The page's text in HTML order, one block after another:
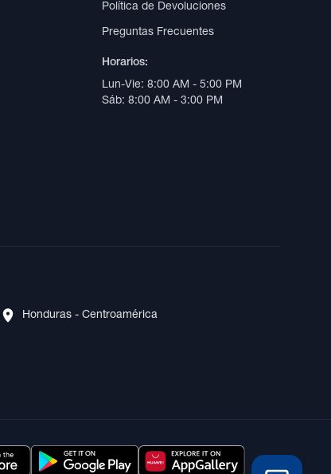
Política de Devoluciones
Preguntas Frecuentes
Horarios:
Lun-Vie: 8:00 AM - 5:00 PM
Sáb: 8:00 AM - 3:00 PM
Honduras - Centroamérica